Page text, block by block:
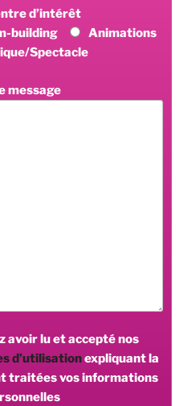
d’intérêt
building
Animations
Spectacle
message
avoir lu et accepté nos
d’utilisationexpliquant la
traitées vos informations